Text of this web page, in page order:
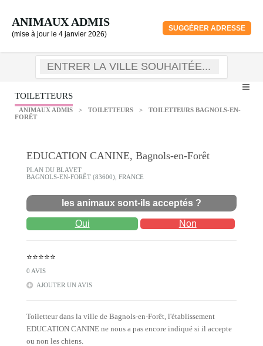
ANIMAUX ADMIS
(mise à jour le 4 janvier 2026)
SUGGÉRER ADRESSE
TOILETTEURS
ANIMAUX ADMIS > TOILETTEURS >
TOILETTEURS BAGNOLS-EN-
FORÊT
EDUCATION CANINE, Bagnols-en-Forêt
PLAN DU BLAVET
BAGNOLS-EN-FORÊT (83600), FRANCE
les animaux sont-ils acceptés ?
Oui Non
⭐⭐⭐⭐⭐
0 AVIS
AJOUTER UN AVIS
Toiletteur dans la ville de Bagnols-en-Forêt, l'établissement
EDUCATION CANINE ne nous a pas encore indiqué si il accepte
ou non les chiens.